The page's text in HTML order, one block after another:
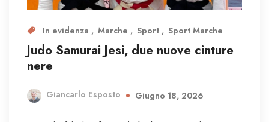
In evidenza Marche Sport Sport Marche
Judo Samurai Jesi, due nuove cinture
nere
Giancarlo Esposto Giugno 18, 2026